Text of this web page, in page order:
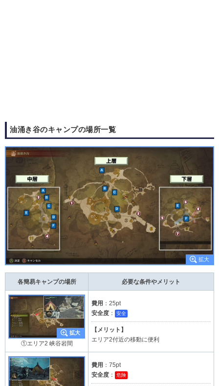
油涌き谷のキャンプの場所一覧
各簡易キャンプの場所 必要な条件やメリット
①エリア2 峡谷岩間
費用 ：25pt
安全度 ： 安全
【メリット】
エリア2付近の移動に便利
費用 ：75pt
安全度 ： 危険